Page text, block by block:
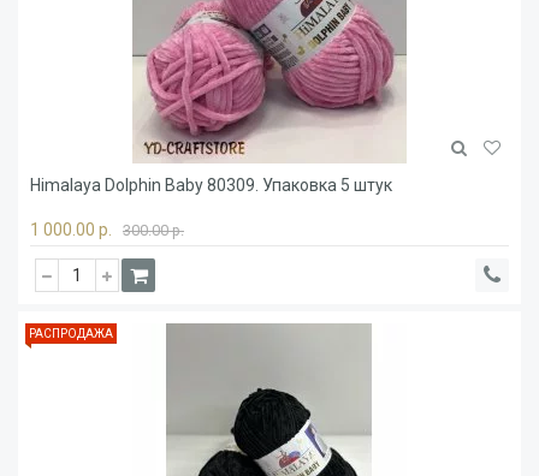
Himalaya Dolphin Baby 80309. Упаковка 5 штук
1 000.00 р. 300.00 р.
РАСПРОДАЖА